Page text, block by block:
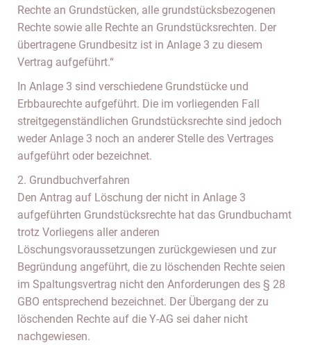
Rechte an Grundstücken, alle grundstücksbezogenen
Rechte sowie alle Rechte an Grundstücksrechten. Der
übertragene Grundbesitz ist in Anlage 3 zu diesem
Vertrag aufgeführt.“
In Anlage 3 sind verschiedene Grundstücke und
Erbbaurechte aufgeführt. Die im vorliegenden Fall
streitgegenständlichen Grundstücksrechte sind jedoch
weder Anlage 3 noch an anderer Stelle des Vertrages
aufgeführt oder bezeichnet.
2. Grundbuchverfahren
Den Antrag auf Löschung der nicht in Anlage 3
aufgeführten Grundstücksrechte hat das Grundbuchamt
trotz Vorliegens aller anderen
Löschungsvoraussetzungen zurückgewiesen und zur
Begründung angeführt, die zu löschenden Rechte seien
im Spaltungsvertrag nicht den Anforderungen des § 28
GBO entsprechend bezeichnet. Der Übergang der zu
löschenden Rechte auf die Y-AG sei daher nicht
nachgewiesen.